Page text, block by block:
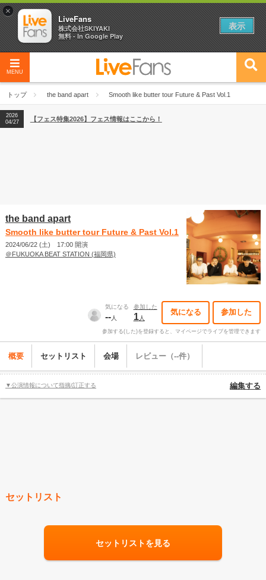
MENU
トップ the band apart Smooth like butter tour Future & Past Vol.1
2026
04/27
2026
【ライブ動員ランキング】2026年上半期編発表！
2026
04/27
【フェス特集2026】フェス情報はここから！
the band apart
Smooth like butter tour Future & Past Vol.1
2024/06/22 (土) 17:00 開演
＠FUKUOKA BEAT STATION (福岡県)
気になる
--人
参加した
1人
気になる 参加した
参加する(した)を登録すると、マイページでライブを管理できます
概要 セットリスト 会場 レビュー（--件）
▼公演情報について指摘/訂正する 編集する
セットリスト
セットリストを見る
×
LiveFans
株式会社SKIYAKI
無料 - In Google Play
表示